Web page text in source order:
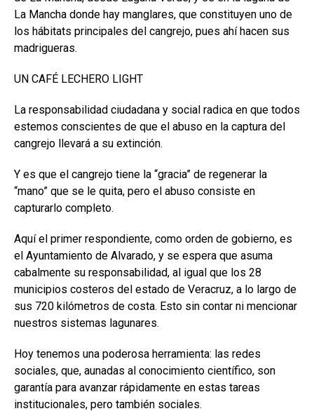
La Mancha donde hay manglares, que constituyen uno de
los hábitats principales del cangrejo, pues ahí hacen sus
madrigueras.
UN CAFÉ LECHERO LIGHT
La responsabilidad ciudadana y social radica en que todos
estemos conscientes de que el abuso en la captura del
cangrejo llevará a su extinción.
Y es que el cangrejo tiene la “gracia” de regenerar la
“mano” que se le quita, pero el abuso consiste en
capturarlo completo.
Aquí el primer respondiente, como orden de gobierno, es
el Ayuntamiento de Alvarado, y se espera que asuma
cabalmente su responsabilidad, al igual que los 28
municipios costeros del estado de Veracruz, a lo largo de
sus 720 kilómetros de costa. Esto sin contar ni mencionar
nuestros sistemas lagunares.
Hoy tenemos una poderosa herramienta: las redes
sociales, que, aunadas al conocimiento científico, son
garantía para avanzar rápidamente en estas tareas
institucionales, pero también sociales.